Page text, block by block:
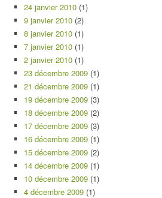
24 janvier 2010 (1)
9 janvier 2010 (2)
8 janvier 2010 (1)
7 janvier 2010 (1)
2 janvier 2010 (1)
23 décembre 2009 (1)
21 décembre 2009 (1)
19 décembre 2009 (3)
18 décembre 2009 (2)
17 décembre 2009 (3)
16 décembre 2009 (1)
15 décembre 2009 (2)
14 décembre 2009 (1)
10 décembre 2009 (1)
4 décembre 2009 (1)